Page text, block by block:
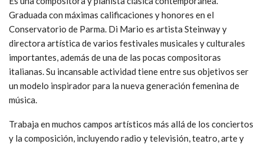
Graduada con máximas calificaciones y honores en el
Conservatorio de Parma. Di Mario es artista Steinway y
directora artística de varios festivales musicales y culturales
importantes, además de una de las pocas compositoras
italianas. Su incansable actividad tiene entre sus objetivos ser
un modelo inspirador para la nueva generación femenina de
música.
Trabaja en muchos campos artísticos más allá de los conciertos
y la composición, incluyendo radio y televisión, teatro, arte y